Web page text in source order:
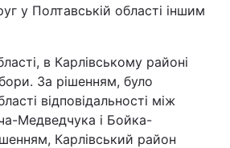
у Полтавській області іншим
в Карлівському районі
За рішенням, було
відповідальності між
Медведчука і Бойка-
Карлівський район